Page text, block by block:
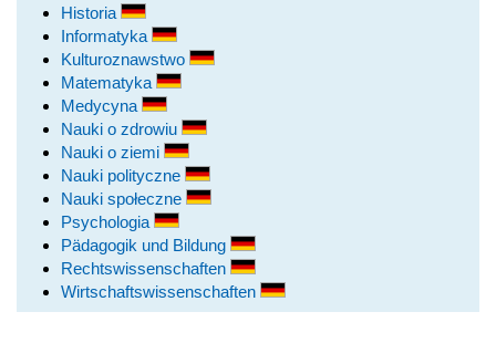
Historia
Informatyka
Kulturoznawstwo
Matematyka
Medycyna
Nauki o zdrowiu
Nauki o ziemi
Nauki polityczne
Nauki społeczne
Psychologia
Pädagogik und Bildung
Rechtswissenschaften
Wirtschaftswissenschaften